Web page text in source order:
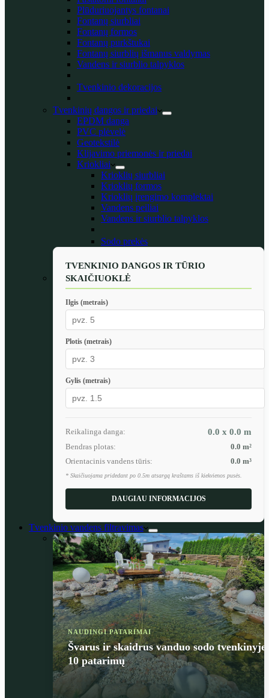
Plūduriuojantys fontanai
Fontanų siurbliai
Fontanų formos
Fontanų purkštukai
Fontanų siurblių išmanus valdymas
Vandens ir siurblio talpyklos
Tvenkinio dekoracijos
Tvenkinių dangos ir priedai
EPDM danga
PVC plėvelė
Geotekstilė
Klijavimo priemonės ir priedai
Kriokliai
Krioklių siurbliai
Krioklių formos
Krioklių įrengimo komplektai
Vandens peiliai
Vandens ir siurblio talpyklos
Sodo prekės
TVENKINIO DANGOS IR TŪRIO
SKAIČIUOKLĖ
Ilgis (metrais)
Plotis (metrais)
Gylis (metrais)
Reikalinga danga: 0.0 x 0.0 m
Bendras plotas: 0.0 m²
Orientacinis vandens tūris:
0.0 m³
* Skaičiuojama pridedant po 0.5m atsargą kraštams iš kiekvienos pusės.
DAUGIAU INFORMACIJOS
Tvenkinio vandens filtravimas
NAUDINGI PATARIMAI
Švarus ir skaidrus vanduo sodo tvenkinyje:
10 patarimų